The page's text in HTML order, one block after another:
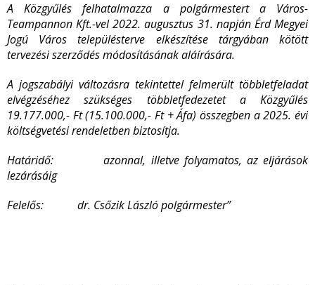
A Közgyűlés felhatalmazza a polgármestert a Város-
Teampannon Kft.-vel 2022. augusztus 31. napján Érd Megyei
Jogú Város településterve elkészítése tárgyában kötött
tervezési szerződés módosításának aláírására.
A jogszabályi változásra tekintettel felmerült többletfeladat
elvégzéséhez szükséges többletfedezetet a Közgyűlés
19.177.000,- Ft (15.100.000,- Ft + Áfa) összegben a 2025. évi
költségvetési rendeletben biztosítja.
Határidő: azonnal, illetve folyamatos, az eljárások
lezárásáig
Felelős: dr. Csőzik László polgármester”